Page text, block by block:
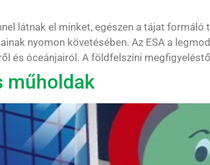
látnak el minket, egészen a tájat formáló
nyomon követésében. Az ESA a
és óceánjairól. A földfelszíni
műholdak